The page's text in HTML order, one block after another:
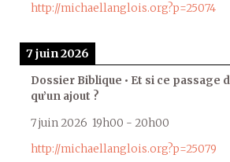
http://michaellanglois.org?p=25074
7 juin 2026
Dossier Biblique • Et si ce passage
qu’un ajout ?
7 juin 2026 19h00 - 20h00
http://michaellanglois.org?p=25079